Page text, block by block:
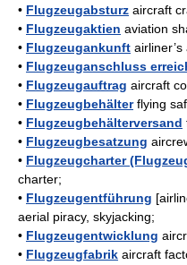
• Flugzeugabsturz aircraft
• Flugzeugaktien aviation
• Flugzeugankunft airliner’s
• Flugzeuganschluss
• Flugzeugauftrag aircraft
• Flugzeugbehälterflying
• Flugzeugbehälterversand
• Flugzeugbesatzung
• Flugzeugcharter
charter;
• Flugzeugentführung
aerial piracy, skyjacking;
• Flugzeugentwicklung
• Flugzeugfabrik aircraft